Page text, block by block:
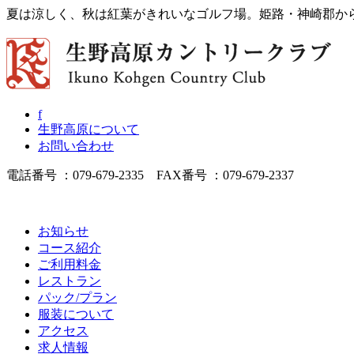
夏は涼しく、秋は紅葉がきれいなゴルフ場。姫路・神崎郡か
f
生野高原について
お問い合わせ
電話番号 ：079-679-2335 FAX番号 ：079-679-2337
お知らせ
コース紹介
ご利用料金
レストラン
パック/プラン
服装について
アクセス
求人情報